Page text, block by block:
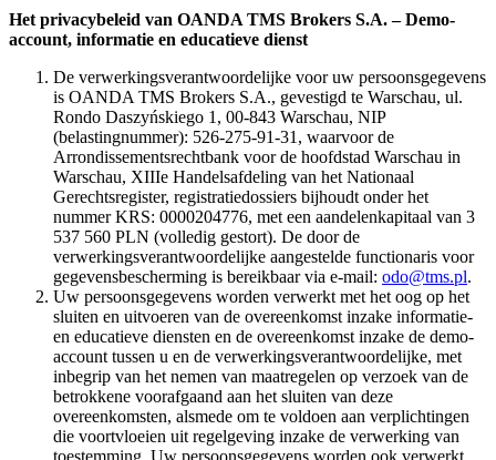
Het privacybeleid van OANDA TMS Brokers S.A. – Demo-
account, informatie en educatieve dienst
De verwerkingsverantwoordelijke voor uw persoonsgegevens
is OANDA TMS Brokers S.A., gevestigd te Warschau, ul.
Rondo Daszyńskiego 1, 00-843 Warschau, NIP
(belastingnummer): 526-275-91-31, waarvoor de
Arrondissementsrechtbank voor de hoofdstad Warschau in
Warschau, XIIIe Handelsafdeling van het Nationaal
Gerechtsregister, registratiedossiers bijhoudt onder het
nummer KRS: 0000204776, met een aandelenkapitaal van 3
537 560 PLN (volledig gestort). De door de
verwerkingsverantwoordelijke aangestelde functionaris voor
gegevensbescherming is bereikbaar via e-mail: odo@tms.pl.
Uw persoonsgegevens worden verwerkt met het oog op het
sluiten en uitvoeren van de overeenkomst inzake informatie-
en educatieve diensten en de overeenkomst inzake de demo-
account tussen u en de verwerkingsverantwoordelijke, met
inbegrip van het nemen van maatregelen op verzoek van de
betrokkene voorafgaand aan het sluiten van deze
overeenkomsten, alsmede om te voldoen aan verplichtingen
die voortvloeien uit regelgeving inzake de verwerking van
toestemming. Uw persoonsgegevens worden ook verwerkt